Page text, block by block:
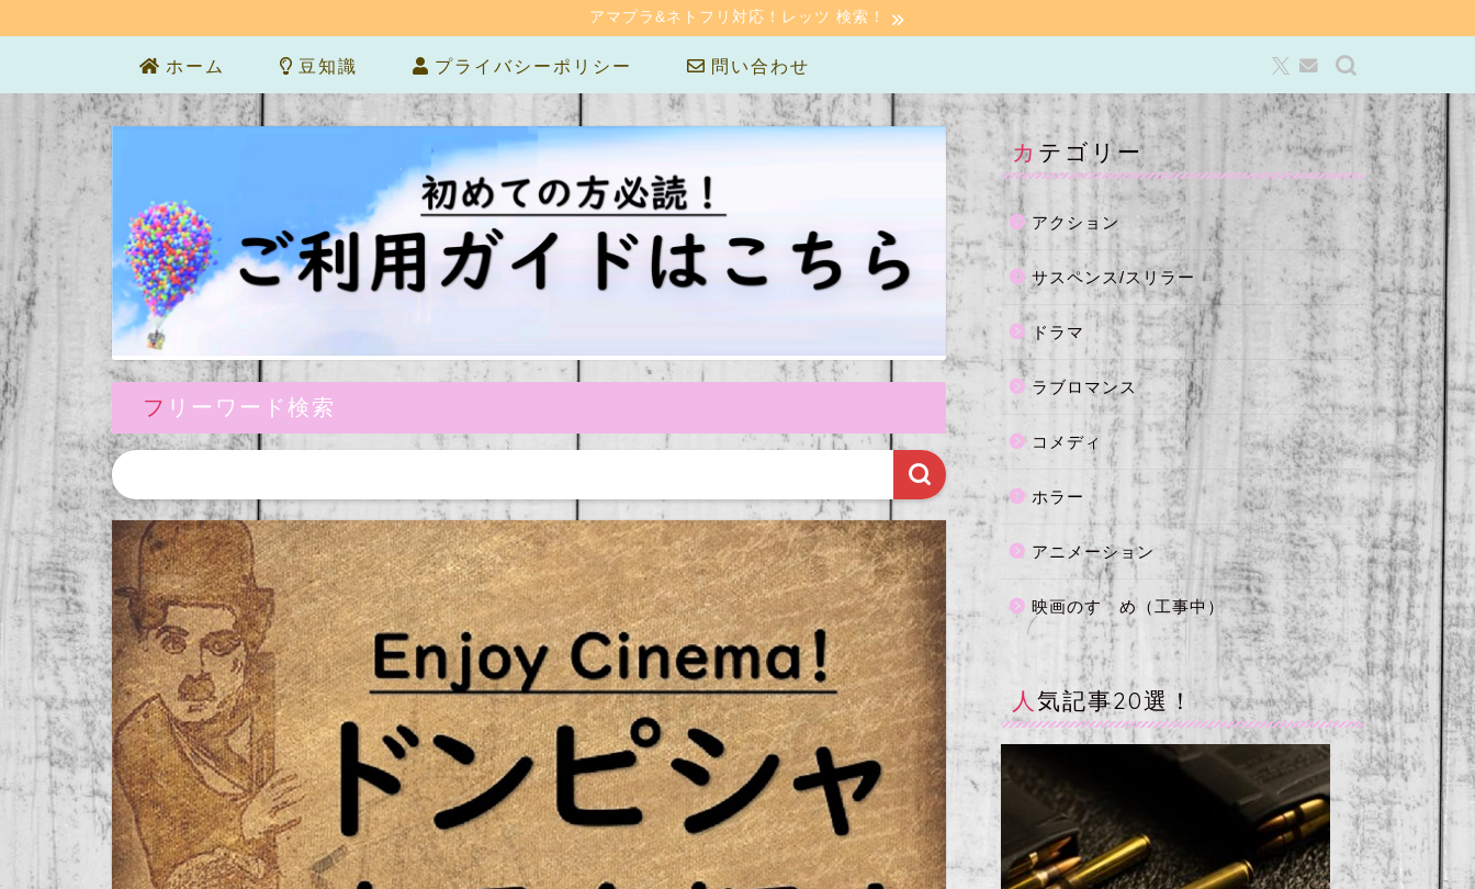
アマプラ&ネトフリ対応！レッツ 検索！
ホーム 豆知識 プライバシーポリシー 問い合わせ
フリーワード検索
カテゴリー
アクション
サスペンス/スリラー
ドラマ
ラブロマンス
コメディ
ホラー
アニメーション
映画のすゝめ（工事中）
人気記事20選！